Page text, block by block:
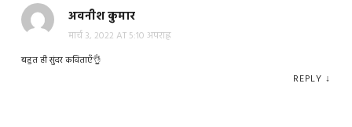
अवनीश कुमार
मार्च 3, 2022 AT 5:10 अपराह्न
बहुत ही सुंदर कविताएँ👌
REPLY ↓